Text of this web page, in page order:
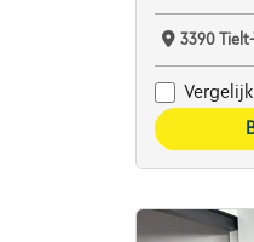
3390
Vergelijk